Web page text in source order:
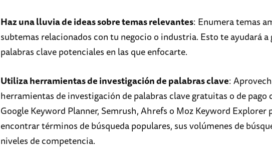
Haz una lluvia de ideas sobre temas relevantes: Enumera temas
subtemas relacionados con tu negocio o industria. Esto te ayudará a
palabras clave potenciales en las que enfocarte.
Utiliza herramientas de investigación de palabras clave:
herramientas de investigación de palabras clave gratuitas o de pago
Google Keyword Planner, Semrush, Ahrefs o Moz Keyword Explorer
encontrar términos de búsqueda populares, sus volúmenes de
niveles de competencia.